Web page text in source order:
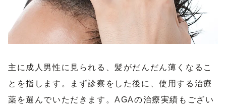
主に成人男性に見られる、髪がだんだん薄くなるこ
とを指します。まず診察をした後に、使用する治療
薬を選んでいただきます。AGAの治療実績もござい